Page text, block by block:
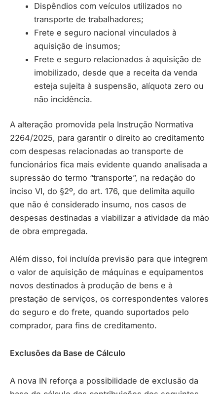
Dispêndios com veículos utilizados no
transporte de trabalhadores;
Frete e seguro nacional vinculados à
aquisição de insumos;
Frete e seguro relacionados à aquisição de
imobilizado, desde que a receita da venda
esteja sujeita à suspensão, alíquota zero ou
não incidência.
A alteração promovida pela Instrução Normativa
2264/2025, para garantir o direito ao creditamento
com despesas relacionadas ao transporte de
funcionários fica mais evidente quando analisada a
supressão do termo “transporte”, na redação do
inciso VI, do §2º, do art. 176, que delimita aquilo
que não é considerado insumo, nos casos de
despesas destinadas a viabilizar a atividade da mão
de obra empregada.
Além disso, foi incluída previsão para que integrem
o valor de aquisição de máquinas e equipamentos
novos destinados à produção de bens e à
prestação de serviços, os correspondentes valores
do seguro e do frete, quando suportados pelo
comprador, para fins de creditamento.
Exclusões da Base de Cálculo
A nova IN reforça a possibilidade de exclusão da